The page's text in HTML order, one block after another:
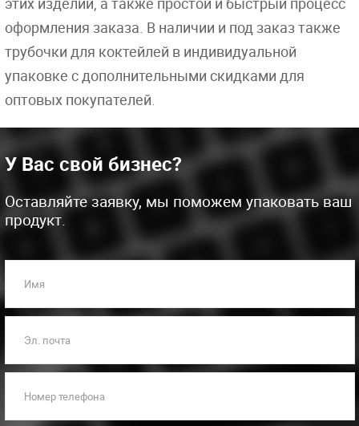
оформления заказа. В наличии и под заказ также
трубочки для коктейлей в индивидуальной
упаковке с дополнительными скидками для
оптовых покупателей.
У Вас свой бизнес?
Оставляйте заявку, мы поможем упаковать ваш
продукт.
Имя
Эл. почта
Номер телефона